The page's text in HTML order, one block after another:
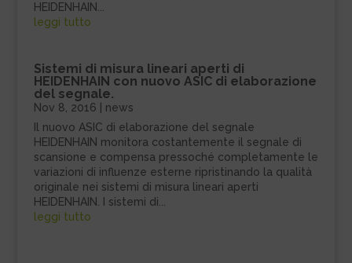
HEIDENHAIN...
leggi tutto
Sistemi di misura lineari aperti di
HEIDENHAIN con nuovo ASIC di elaborazione
del segnale.
Nov 8, 2016
news
Il nuovo ASIC di elaborazione del segnale
HEIDENHAIN monitora costantemente il segnale di
scansione e compensa pressoché completamente le
variazioni di influenze esterne ripristinando la qualità
originale nei sistemi di misura lineari aperti
HEIDENHAIN. I sistemi di...
leggi tutto